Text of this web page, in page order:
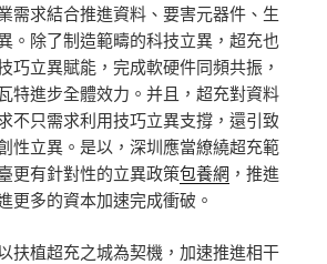
需求結合推進資料、要害元器件、生
。除了制造範疇的科技立異，超充也
巧立異賦能，完成軟硬件同頻共振，
特進步全體效力。并且，超充對資料
不只需求利用技巧立異支撐，還引致
性立異。是以，深圳應當繚繞超充範
更有針對性的立異政策包養網 ，推進
更多的資本加速完成衝破。
扶植超充之城為契機，加速推進相干